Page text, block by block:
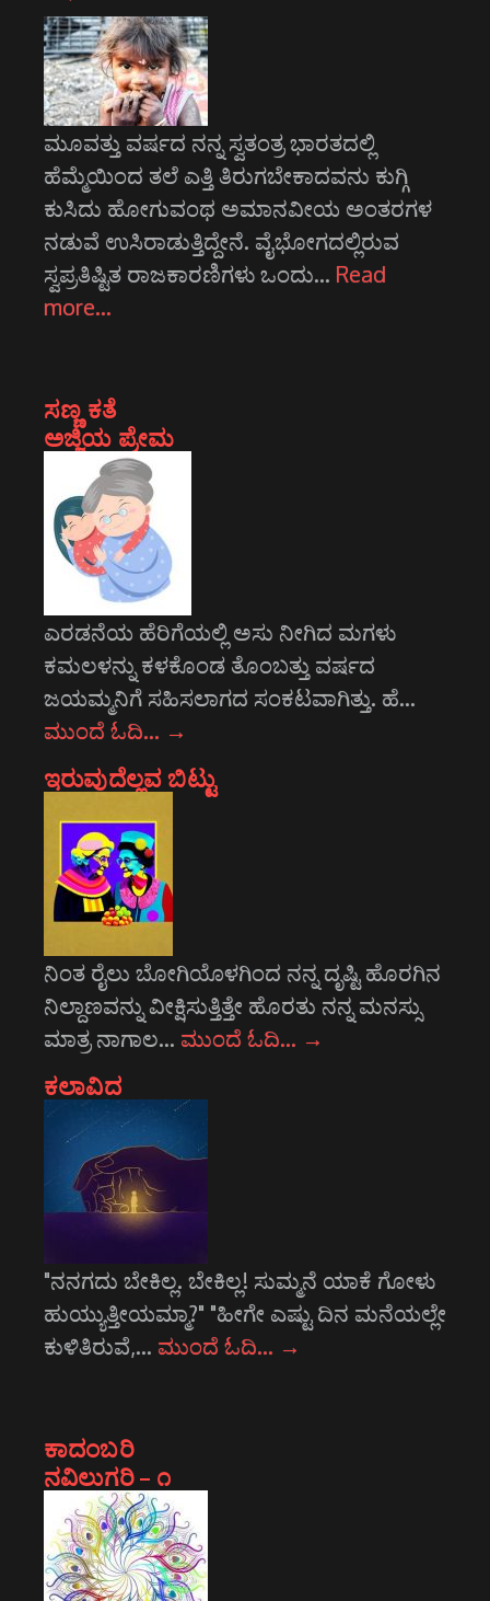
ಮೂವತ್ತು ವರ್ಷದ ನನ್ನ ಸ್ವತಂತ್ರ ಭಾರತದಲ್ಲಿ
ಹೆಮ್ಮೆಯಿಂದ ತಲೆ ಎತ್ತಿ ತಿರುಗಬೇಕಾದವನು ಕುಗ್ಗಿ
ಕುಸಿದು ಹೋಗುವಂಥ ಅಮಾನವೀಯ ಅಂತರಗಳ
ನಡುವೆ ಉಸಿರಾಡುತ್ತಿದ್ದೇನೆ. ವೈಭೋಗದಲ್ಲಿರುವ
ಸ್ವಪ್ರತಿಷ್ಟಿತ ರಾಜಕಾರಣಿಗಳು ಒಂದು… Read
more…
ಸಣ್ಣ ಕತೆ
ಅಜ್ಜಿಯ ಪ್ರೇಮ
ಎರಡನೆಯ ಹೆರಿಗೆಯಲ್ಲಿ ಅಸು ನೀಗಿದ ಮಗಳು
ಕಮಲಳನ್ನು ಕಳಕೊಂಡ ತೊಂಬತ್ತು ವರ್ಷದ
ಜಯಮ್ಮನಿಗೆ ಸಹಿಸಲಾಗದ ಸಂಕಟವಾಗಿತ್ತು. ಹೆ…
ಮುಂದೆ ಓದಿ… →
ಇರುವುದೆಲ್ಲವ ಬಿಟ್ಟು
ನಿಂತ ರೈಲು ಬೋಗಿಯೊಳಗಿಂದ ನನ್ನ ದೃಷ್ಟಿ ಹೊರಗಿನ
ನಿಲ್ದಾಣವನ್ನು ವೀಕ್ಷಿಸುತ್ತಿತ್ತೇ ಹೊರತು ನನ್ನ ಮನಸ್ಸು
ಮಾತ್ರ ನಾಗಾಲ… ಮುಂದೆ ಓದಿ… →
ಕಲಾವಿದ
"ನನಗದು ಬೇಕಿಲ್ಲ. ಬೇಕಿಲ್ಲ! ಸುಮ್ಮನೆ ಯಾಕೆ ಗೋಳು
ಹುಯ್ಯುತ್ತೀಯಮ್ಮಾ?" "ಹೀಗೇ ಎಷ್ಟು ದಿನ ಮನೆಯಲ್ಲೇ
ಕುಳಿತಿರುವೆ,… ಮುಂದೆ ಓದಿ… →
ಕಾದಂಬರಿ
ನವಿಲುಗರಿ – ೧